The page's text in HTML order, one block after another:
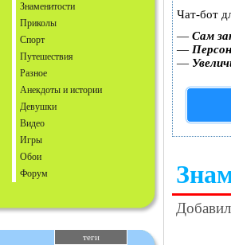
Знаменитости
Приколы
Спорт
Путешествия
Разное
Анекдоты и истории
Девушки
Видео
Игры
Обои
Форум
теги
Чат-бот
— Сам
—
—
Добавил